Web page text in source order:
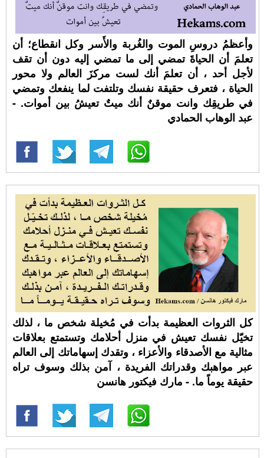
وأعظمُ دروسِ الموت والغُربة والأَسر وكل انقطاع؛ أن
تعلمَ أن الحياةَ تمضي إلى ما تمضي إليه دون أن تقف
لأجل أحد ، أن تعلمَ أنك لست مركزَ العالم ولا محور
الحياة ، فتعرف حقيقة نفسك وتلتفت لما ينفعك وتمضي
في طريقِك وانت موقنٌ أنك ميتٌ تعيشُ بين أموات. -
عبد الوهاب الحمادي
كل الثروات العظيمة بدأت في مُخيلة شخص ما ، لذلك
تخيّل نفسك تعيش في منزل أحلامك وتستمتع بعلاقات
مثالية مع الأصدقاء والأعزاء ، وتقدك إسهاماتك إلى العالم
عبر مواهبك وقدراتك الفريدة ، آمن بذلك وسوف تراه
حقيقة يوماً ما. - مارك فيكتور هانسن